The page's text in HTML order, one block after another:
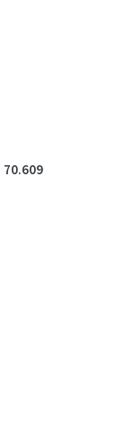
70.609